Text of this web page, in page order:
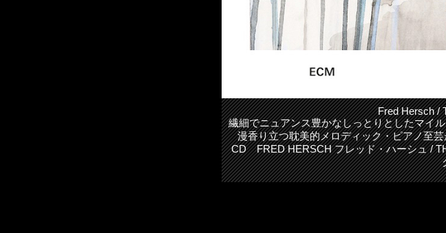
Fred Hersch /
繊細でニュアンス豊かなしっとりとしたマイ
漫香り立つ耽美的メロディック・ピアノ至
CD FRED HERSCH フレッド・ハーシュ /